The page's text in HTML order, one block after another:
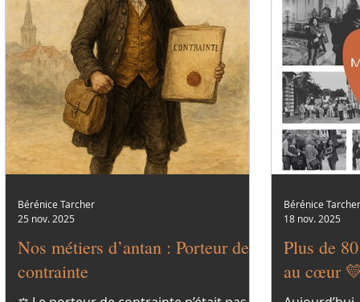
Nos métiers d’antan : Porteur de
contrainte
Bérénice Tarcher
25 nov. 2025
Plus de
au cœur
Bérénice Tarcher
18 nov. 2025